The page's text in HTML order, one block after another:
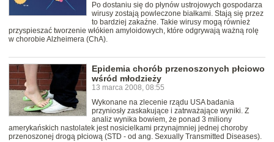
Po dostaniu się do płynów ustrojowych gospodarza
wirusy zostają powleczone białkami. Stają się przez
to bardziej zakaźne. Takie wirusy mogą również
przyspieszać tworzenie włókien amyloidowych, które odgrywają ważną rolę
w chorobie Alzheimera (ChA).
Epidemia chorób przenoszonych płciowo
wśród młodzieży
13 marca 2008, 08:55
Wykonane na zlecenie rządu USA badania
przyniosły zaskakujące i zatrważające wyniki. Z
analiz wynika bowiem, że ponad 3 miliony
amerykańskich nastolatek jest nosicielkami przynajmniej jednej choroby
przenoszonej drogą płciową (STD - od ang. Sexually Transmitted Diseases).